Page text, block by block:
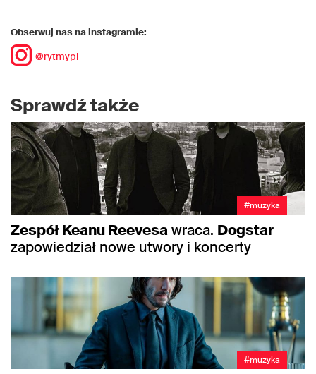
Obserwuj nas na instagramie:
@rytmypl
Sprawdź także
#muzyka
Zespół Keanu Reevesawraca. Dogstar
zapowiedział nowe utwory i koncerty
#muzyka